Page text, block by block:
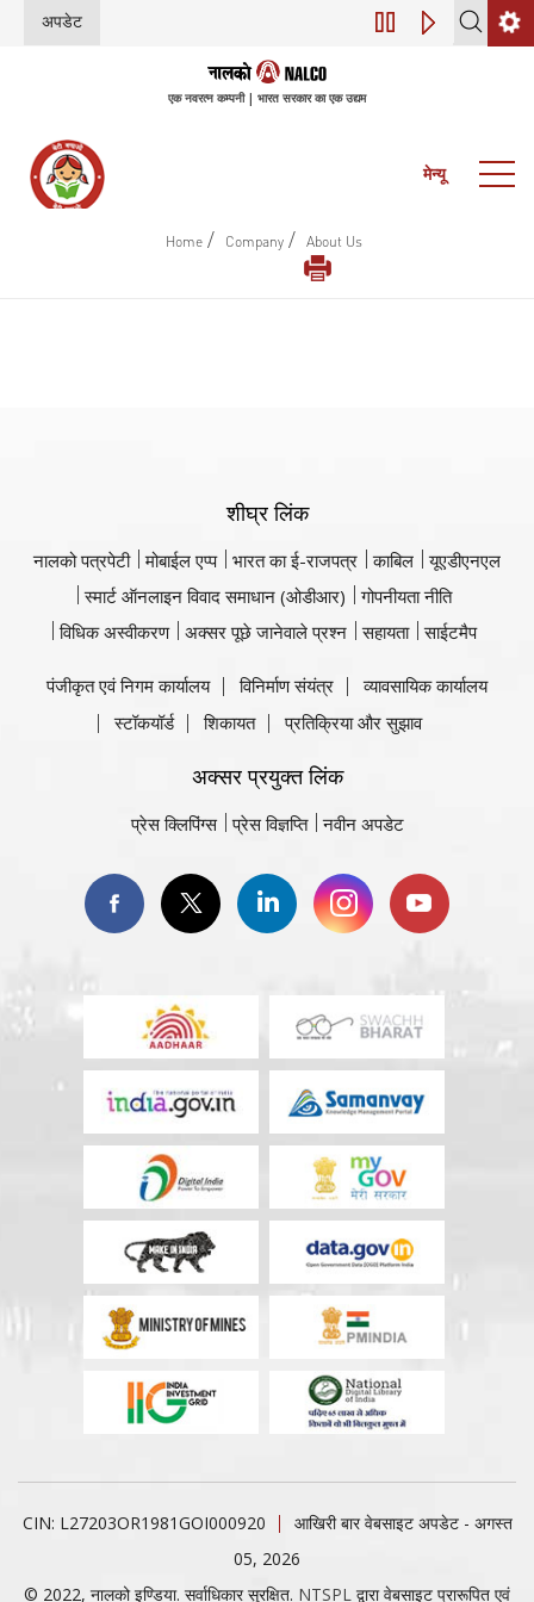
अपडेट डिजिटल परिवर्तन
एक नवरत्न कम्पनी | भारत सरकार का एक उद्यम
मेन्यू
Home / Company / About Us
शीघ्र लिंक
नालको पत्रपेटी मोबाईल एप्प भारत का ई-राजपत्र काबिल
यूएडीएनएल
स्मार्ट ऑनलाइन विवाद समाधान (ओडीआर)
गोपनीयता नीति
विधिक अस्वीकरण
अक्सर पूछे जानेवाले प्रश्न सहायता साईटमैप
पंजीकृत एवं निगम कार्यालय विनिर्माण संयंत्र
व्यावसायिक कार्यालय
स्टॉकयॉर्ड
शिकायत प्रतिक्रिया और सुझाव
अक्सर प्रयुक्त लिंक
प्रेस क्लिपिंग्स प्रेस विज्ञप्ति नवीन अपडेट
CIN: L27203OR1981GOI000920
आखिरी बार वेबसाइट अपडेट - अगस्त
05, 2026
© 2022, नालको इण्डिया. सर्वाधिकार सुरक्षित. NTSPL द्वारा वेबसाइट प्रारूपित एवं